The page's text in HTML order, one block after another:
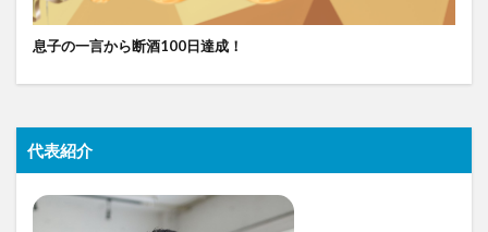
息子の一言から断酒100日達成！
代表紹介